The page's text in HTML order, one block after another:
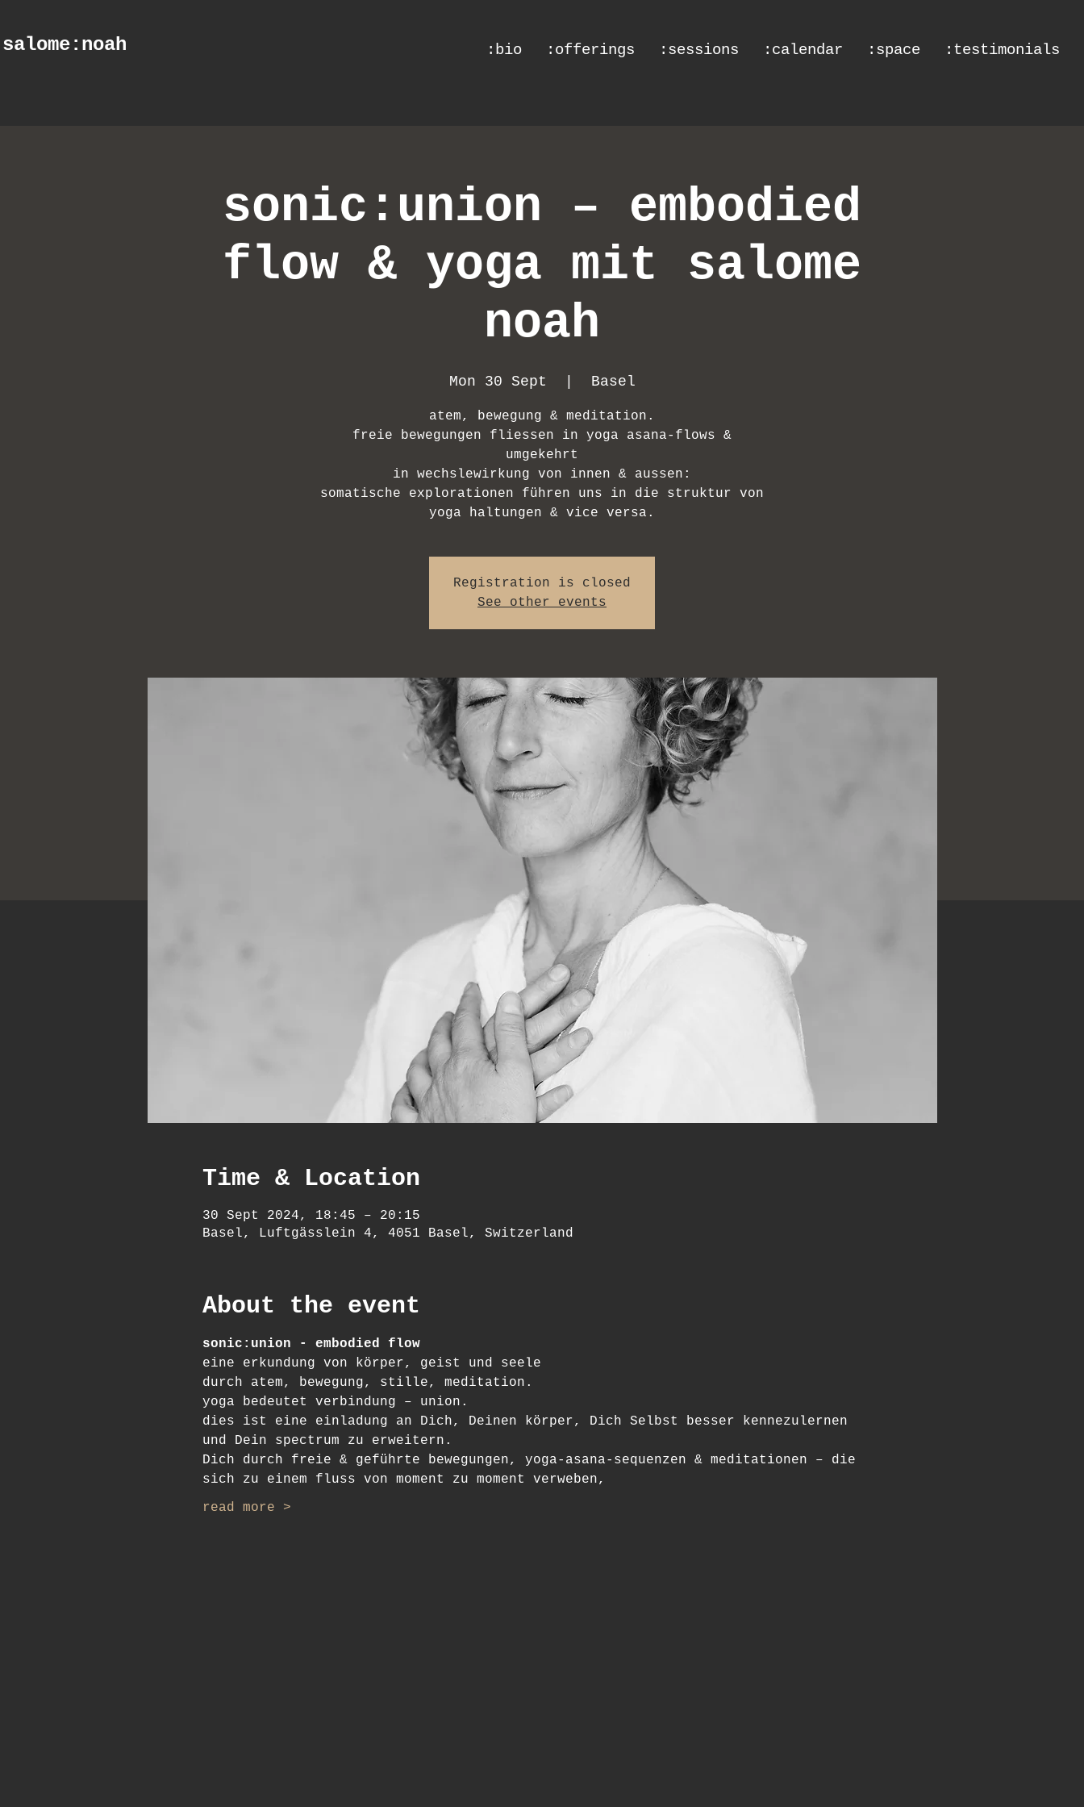
salome:noah :bio :offerings :sessions :calendar :space :testimonials
sonic:union – embodied
flow & yoga mit salome
noah
Mon 30 Sept Basel
atem, bewegung & meditation.
freie bewegungen fliessen in yoga asana-flows &
umgekehrt
in wechslewirkung von innen & aussen:
somatische explorationen führen uns in die struktur von
yoga haltungen & vice versa.
Registration is closed
See other events
Time & Location
30 Sept 2024, 18:45 – 20:15
Basel, Luftgässlein 4, 4051 Basel, Switzerland
About the event
sonic:union - embodied flow
eine erkundung von körper, geist und seele
durch atem, bewegung, stille, meditation.
yoga bedeutet verbindung – union.
dies ist eine einladung an Dich, Deinen körper, Dich Selbst besser kennezulernen
und Dein spectrum zu erweitern.
Dich durch freie & geführte bewegungen, yoga-asana-sequenzen & meditationen – die
sich zu einem fluss von moment zu moment verweben,
read more >